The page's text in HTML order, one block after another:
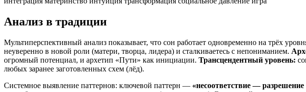
Анализ в традиции
Мультиперспективный анализ показывает, что сон работает одновременно на трёх
неуверенно в новой роли (матери, творца, лидера) и сталкиваетесь с непониманием.
огромный потенциал, и архетип «Пути» как инициации. Трансцендентный уровень:
любых заранее заготовленных схем (лёд).
Системное выявление паттернов: ключевой паттерн — «несоответствие — разрешение